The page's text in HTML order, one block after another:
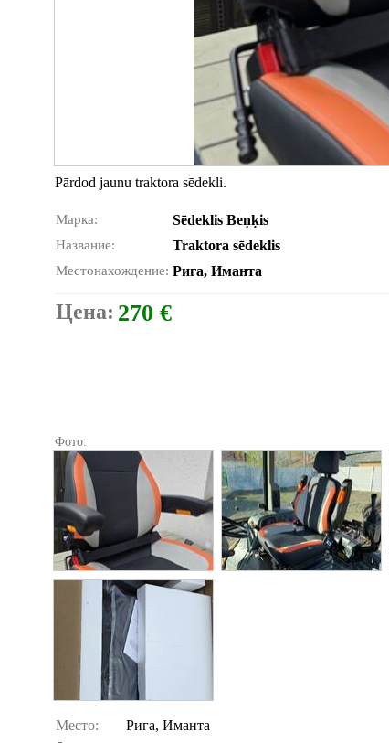
Pārdod jaunu traktora sēdekli.
Марка: Sēdeklis Beņķis
Название: Traktora sēdeklis
Местонахождение: Рига, Иманта
Цена: 270 €
Фото:
Место: Рига, Иманта